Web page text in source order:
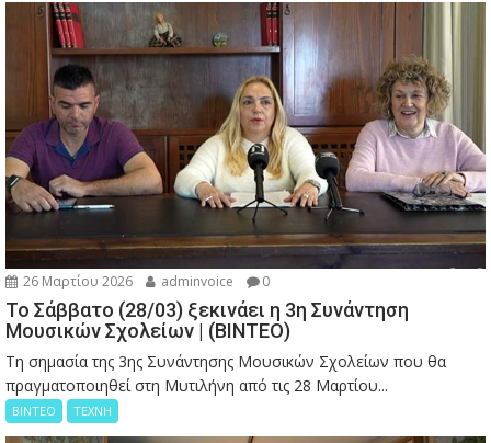
26 Μαρτίου 2026 adminvoice 0
Το Σάββατο (28/03) ξεκινάει η 3η Συνάντηση
Μουσικών Σχολείων | (ΒΙΝΤΕΟ)
Τη σημασία της 3ης Συνάντησης Μουσικών Σχολείων που θα
πραγματοποιηθεί στη Μυτιλήνη από τις 28 Μαρτίου...
ΒΙΝΤΕΟ ΤΕΧΝΗ